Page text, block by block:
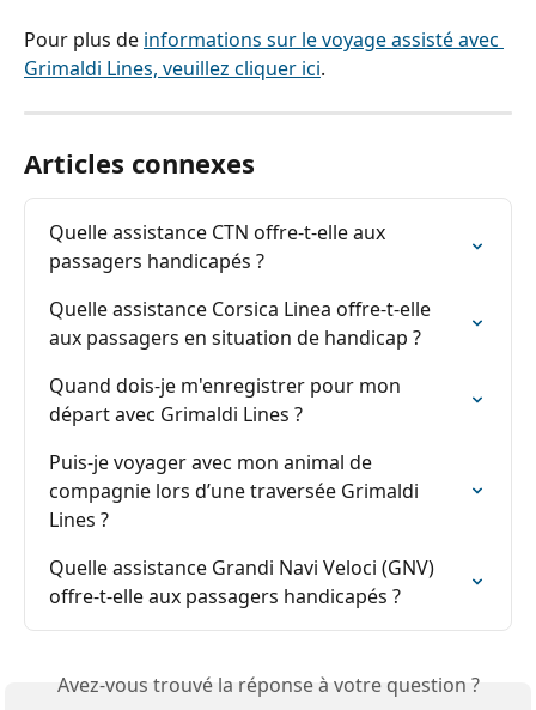
Pour plus de informations sur le voyage assisté avec
Grimaldi Lines, veuillez cliquer ici.
Articles connexes
Quelle assistance CTN offre-t-elle aux
passagers handicapés ?
Quelle assistance Corsica Linea offre-t-elle
aux passagers en situation de handicap ?
Quand dois-je m'enregistrer pour mon
départ avec Grimaldi Lines ?
Puis-je voyager avec mon animal de
compagnie lors d’une traversée Grimaldi
Lines ?
Quelle assistance Grandi Navi Veloci (GNV)
offre-t-elle aux passagers handicapés ?
Avez-vous trouvé la réponse à votre question ?